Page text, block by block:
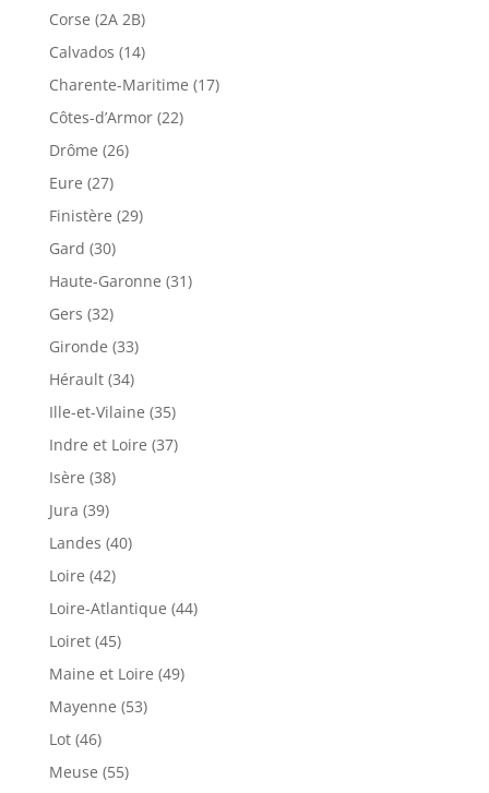
Corse (2A 2B)
Calvados (14)
Charente-Maritime (17)
Côtes-d’Armor (22)
Drôme (26)
Eure (27)
Finistère (29)
Gard (30)
Haute-Garonne (31)
Gers (32)
Gironde (33)
Hérault (34)
Ille-et-Vilaine (35)
Indre et Loire (37)
Isère (38)
Jura (39)
Landes (40)
Loire (42)
Loire-Atlantique (44)
Loiret (45)
Maine et Loire (49)
Mayenne (53)
Lot (46)
Meuse (55)